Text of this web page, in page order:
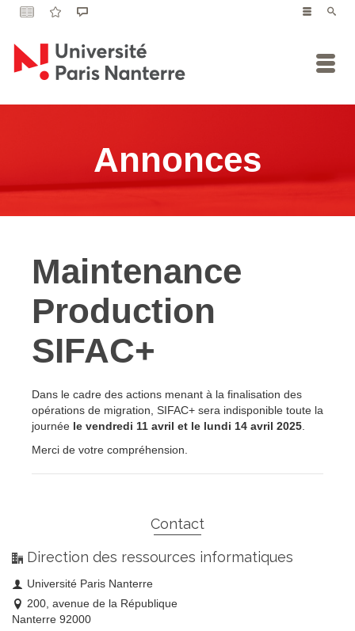
Annonces
Maintenance
Production
SIFAC+
Dans le cadre des actions menant à la finalisation des
opérations de migration, SIFAC+ sera indisponible toute la
journée le vendredi 11 avril et le lundi 14 avril 2025
Merci de votre compréhension.
Contact
Direction des ressources informatiques
Université Paris Nanterre
200, avenue de la République
Nanterre 92000